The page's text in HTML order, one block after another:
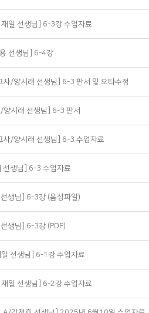
일 선생님] 6-3강 수업자료
선생님] 6-4강
사/양시래 선생님] 6-3 판서 및 오타수정
양시래 선생님] 6-3 판서
사/양시래 선생님] 6-3 수업자료
선생님] 6-3 수업자료
생님] 6-3강 (음성파일)
생님] 6-3강 (PDF)
선생님] 6-1강 수업자료
일 선생님] 6-2강 수업자료